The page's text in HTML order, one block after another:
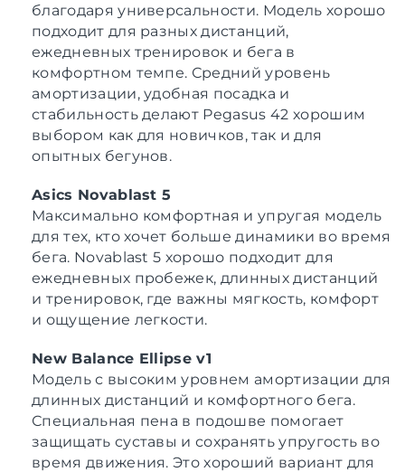
благодаря универсальности. Модель хорошо
подходит для разных дистанций,
ежедневных тренировок и бега в
комфортном темпе. Средний уровень
амортизации, удобная посадка и
стабильность делают Pegasus 42 хорошим
выбором как для новичков, так и для
опытных бегунов.
Asics Novablast 5
Максимально комфортная и упругая модель
для тех, кто хочет больше динамики во время
бега. Novablast 5 хорошо подходит для
ежедневных пробежек, длинных дистанций
и тренировок, где важны мягкость, комфорт
и ощущение легкости.
New Balance Ellipse v1
Модель с высоким уровнем амортизации для
длинных дистанций и комфортного бега.
Специальная пена в подошве помогает
защищать суставы и сохранять упругость во
время движения. Это хороший вариант для